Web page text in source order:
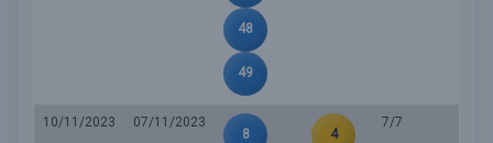
48
49
10/11/2023
07/11/2023
8
4
7/7